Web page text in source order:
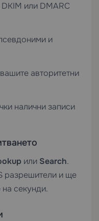
или DMARC
и
авторитетни
налични записи
или Search.
разрешители и ще
на секунди.